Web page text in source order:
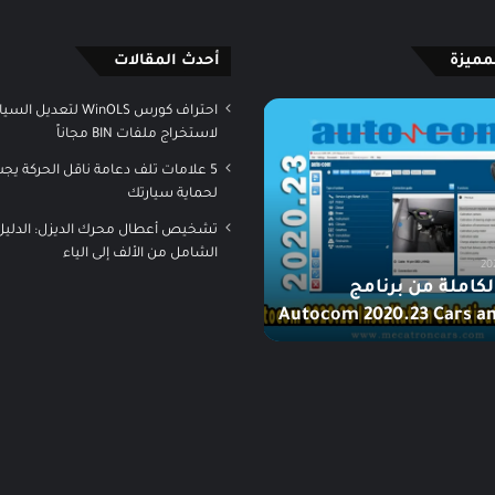
من برنامج
Autocom 2020.23 Cars
تحميل
لمحركات
بنظام
أحدث المقالات
لاستخراج ملفات BIN مجاناً
5 علامات تلف دعامة ناقل الحركة
لحماية سيارتك
تشخيص أعطال محرك الديزل:
الشامل من الألف إلى الياء